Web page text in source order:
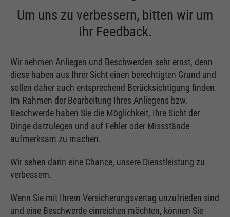
Um uns zu verbessern, bitten wir um
Ihr Feedback.
Wir nehmen Anliegen und Beschwerden sehr ernst, denn
diese haben aus Ihrer Sicht einen berechtigten Grund und
sollen daher auch entsprechend Berücksichtigung finden.
Im Rahmen der Bearbeitung Ihres Anliegens bzw.
Beschwerde haben Sie die Möglichkeit, Ihre Sicht der
Dinge darzulegen und auf Fehler oder Missstände
aufmerksam zu machen.
Wir sehen darin eine Chance, unsere Dienstleistung zu
verbessern.
Wenn Sie mit Ihrem Versicherungsvertag unzufrieden sind
und eine Beschwerde einreichen möchten, können Sie